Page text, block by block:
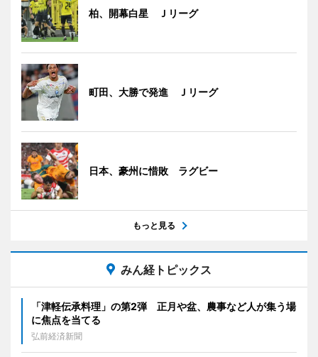
柏、開幕白星 Ｊリーグ
町田、大勝で発進 Ｊリーグ
日本、豪州に惜敗 ラグビー
もっと見る
みん経トピックス
「津軽伝承料理」の第2弾 正月や盆、農事など人が集う場
に焦点を当てる
弘前経済新聞